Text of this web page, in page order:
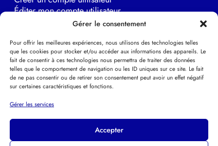
Gérer le consentement
Pour offrir les meilleures expériences, nous utilisons des technologies telles
que les cookies pour stocker et/ou accéder aux informations des appareils. Le
fait de consentir à ces technologies nous permettra de traiter des données
telles que le comportement de navigation ou les ID uniques sur ce site. Le fait
de ne pas consentir ou de retirer son consentement peut avoir un effet négatif
sur certaines caractéristiques et fonctions.
Gérer les services
Accepter
Éditer mon compte utilisateur
LIENS UTILES
EFPP Europe
EFPP Deutsche Schweiz
Psychothérapie Psychanalytique